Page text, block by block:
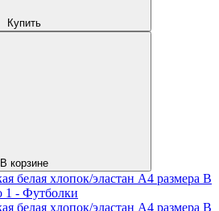
Купить
В корзине